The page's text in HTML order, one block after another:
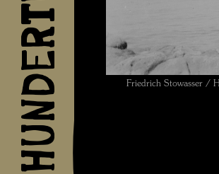
Friedrich Stowasser /